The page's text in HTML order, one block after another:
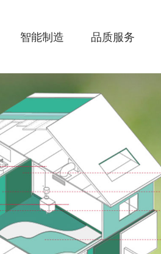
智能制造 品质服务